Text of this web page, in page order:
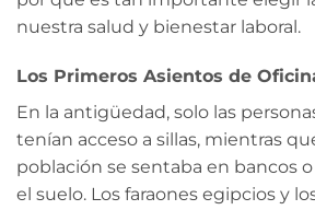
nuestra salud y bienestar laboral.
Los Primeros Asientos de
En la antigüedad, solo las
tenían acceso a sillas, mientras
población se sentaba en bancos
el suelo. Los faraones egipcios y